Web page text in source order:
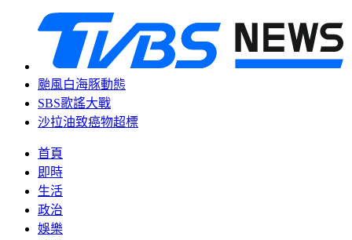
颱風白海豚動態
SBS歌謠大戰
沙拉油致癌物超標
首頁
即時
生活
政治
娛樂